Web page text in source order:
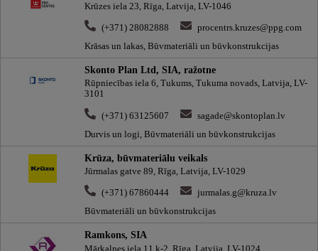
Krūzes iela 23, Rīga, Latvija, LV-1046
(+371) 28082888
procentrs.kruzes@ppg.com
Krāsas un lakas, Būvmateriāli un būvkonstrukcijas
Skonto Plan Ltd, SIA, ražotne
Rūpniecības iela 6, Tukums, Tukuma novads, Latvija, LV-
3101
(+371) 63125607
sagade@skontoplan.lv
Durvis un logi, Būvmateriāli un būvkonstrukcijas
Krūza, būvmateriālu veikals
Jūrmalas gatve 89, Rīga, Latvija, LV-1029
(+371) 67860444
jurmalas.g@kruza.lv
Būvmateriāli un būvkonstrukcijas
Ramkons, SIA
Mārkalnes iela 11 k-2, Rīga, Latvija, LV-1024